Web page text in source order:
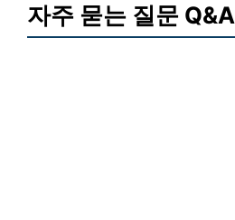
자주 묻는 질문 Q&A